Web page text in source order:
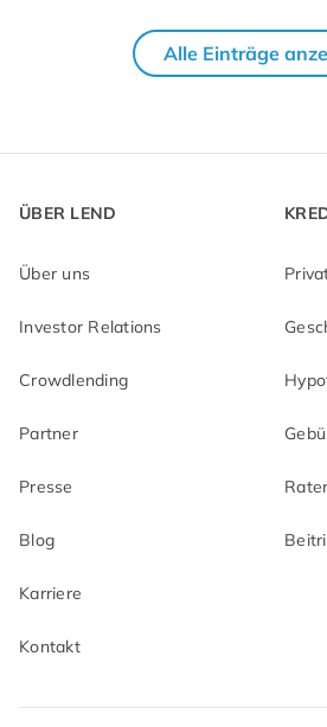
Alle Einträge
ÜBER LEND
Über uns
Investor Relations
Crowdlending
Partner
Presse
Blog
Karriere
Kontakt